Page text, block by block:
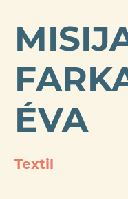
ÉVA
Textil